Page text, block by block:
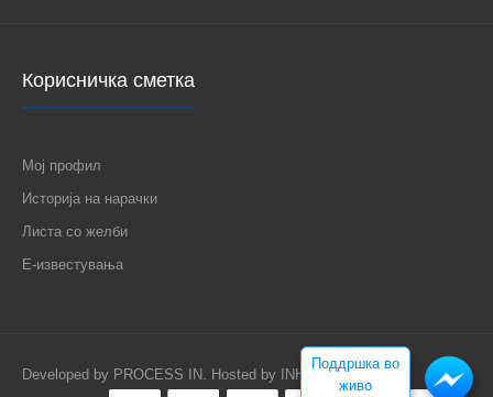
Поддршка во
живо
Корисничка сметка
Мој профил
Историја на нарачки
Листа со желби
Е-известувања
Developed by PROCESS IN. Hosted by INHOST .